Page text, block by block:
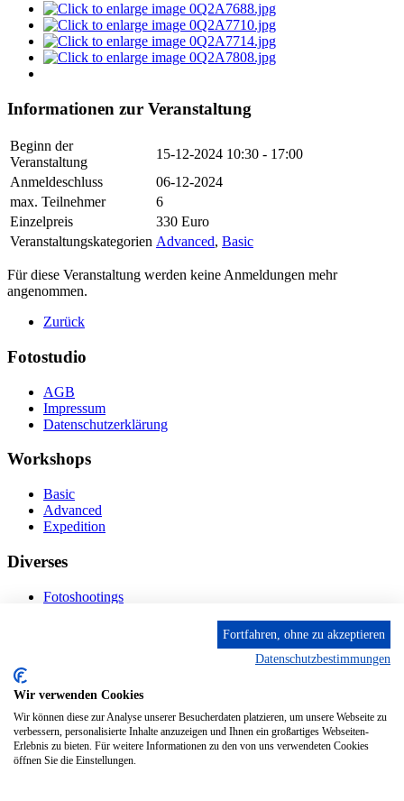
Informationen zur Veranstaltung
Beginn der
Veranstaltung
15-12-2024 10:30 - 17:00
Anmeldeschluss
06-12-2024
max. Teilnehmer
6
Einzelpreis
330 Euro
Veranstaltungskategorien Advanced, Basic
Für diese Veranstaltung werden keine Anmeldungen mehr
angenommen.
Zurück
Fotostudio
AGB
Impressum
Datenschutzerklärung
Workshops
Basic
Advanced
Expedition
Diverses
Fotoshootings
Kontakt
Fröhnstr. 4-8, 66954 Pirmasens
Diese E-Mail-Adresse ist vor Spambots geschützt! Zur
Anzeige muss JavaScript eingeschaltet sein.
Mobil: + 49 (0) 176/84 62 18 86
Fortfahren, ohne zu akzeptieren
Datenschutzbestimmungen
Wir verwenden Cookies
Wir können diese zur Analyse unserer Besucherdaten platzieren, um unsere Webseite zu
verbessern, personalisierte Inhalte anzuzeigen und Ihnen ein großartiges Webseiten-
Erlebnis zu bieten. Für weitere Informationen zu den von uns verwendeten Cookies
öffnen Sie die Einstellungen.